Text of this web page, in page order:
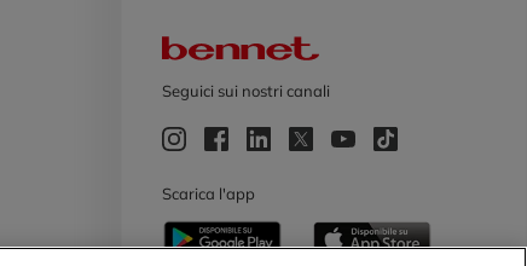
Seguici sui nostri canali
Scarica l'app